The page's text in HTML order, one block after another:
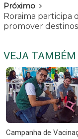
Próximo
Roraima participa
promover
VEJA TAMBÉM
Campanha de